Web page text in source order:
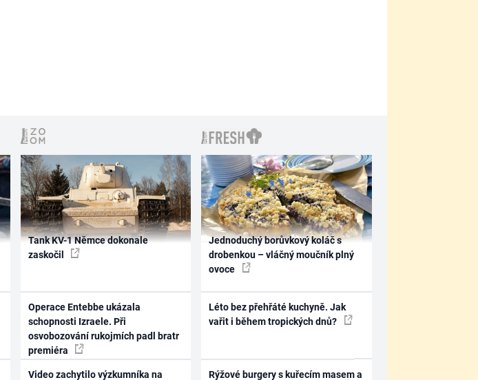
Tank KV-1 Němce dokonale
zaskočil
Operace Entebbe ukázala
schopnosti Izraele. Při
osvobozování rukojmích padl bratr
premiéra
Video zachytilo výzkumníka na
Jednoduchý borůvkový koláč s
drobenkou – vláčný moučník plný
ovoce
Léto bez přehřáté kuchyně. Jak
vařit i během tropických dnů?
Rýžové burgery s kuřecím masem a